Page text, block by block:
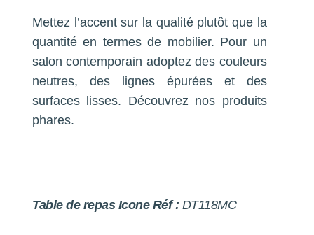
Mettez l’accent sur la qualité plutôt que la
quantité en termes de mobilier. Pour un
salon contemporain adoptez des couleurs
neutres, des lignes épurées et des
surfaces lisses. Découvrez nos produits
phares.
Table de repas Icone Réf : DT118MC